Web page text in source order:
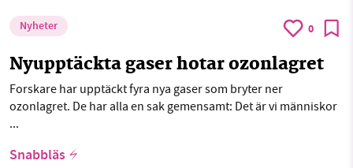
Nyheter 0
Nyupptäckta gaser hotar ozonlagret
Forskare har upptäckt fyra nya gaser som bryter ner
ozonlagret. De har alla en sak gemensamt: Det är vi människor
...
Snabbläs